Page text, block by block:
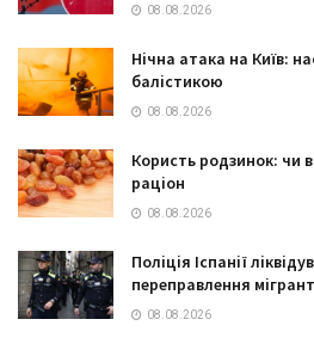
08.08.2026
Нічна атака на Київ:
балістикою
08.08.2026
Користь родзинок: чи
раціон
08.08.2026
Поліція Іспанії
переправлення
08.08.2026